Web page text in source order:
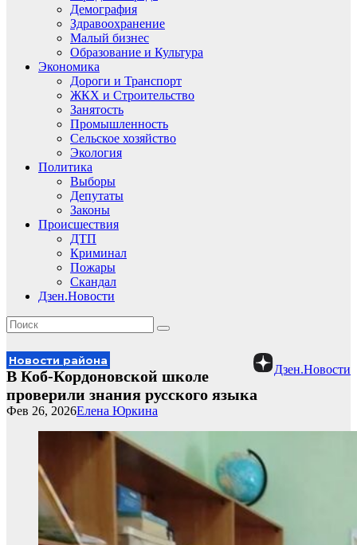
Демография
Здравоохранение
Малый бизнес
Образование и Культура
Экономика
Дороги и Транспорт
ЖКХ и Строительство
Занятость
Промышленность
Сельское хозяйство
Экология
Политика
Выборы
Депутаты
Законы
Происшествия
ДТП
Криминал
Пожары
Скандал
Дзен.Новости
Дзен.Новости
Новости района
В Коб-Кордоновской школе
проверили знания русского языка
Елена Юркина
Фев 26, 2026